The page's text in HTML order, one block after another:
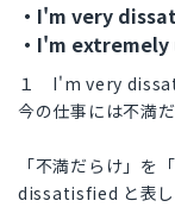
・I'm very
・I'm
１ I'm very
今の仕事には不満だ
「不満だらけ」を
dissatisfied と表し